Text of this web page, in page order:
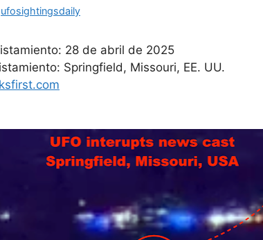
ufosightingsdaily
28 de abril de 2025
Springfield, Missouri, EE. UU.